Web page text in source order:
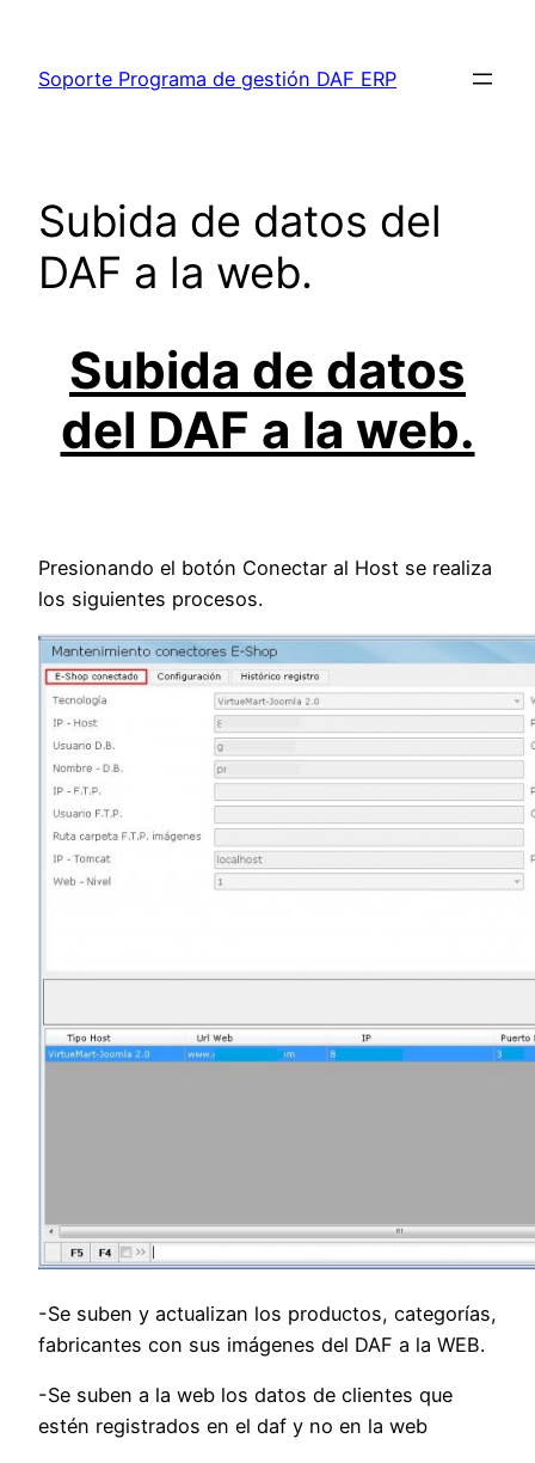
contenido
Soporte Programa de gestión DAF ERP
Subida de datos del
DAF a la web.
Subida de datos
del DAF a la web.
Presionando el botón Conectar al Host se realiza
los siguientes procesos.
-Se suben y actualizan los productos, categorías,
fabricantes con sus imágenes del DAF a la WEB.
-Se suben a la web los datos de clientes que
estén registrados en el daf y no en la web